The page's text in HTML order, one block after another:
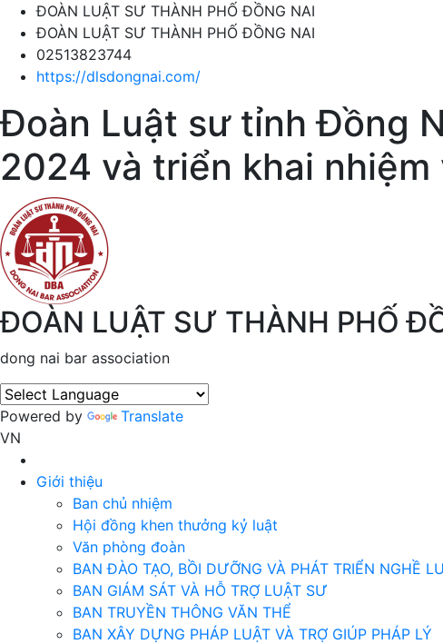
ĐOÀN LUẬT SƯ THÀNH PHỐ ĐỒNG NAI
ĐOÀN LUẬT SƯ THÀNH PHỐ ĐỒNG NAI
02513823744
https://dlsdongnai.com/
Đoàn Luật sư tỉnh Đồng
2024 và triển khai
ĐOÀN LUẬT SƯ THÀNH PHỐ
dong nai bar association
Powered by
Translate
VN
Giới thiệu
Ban chủ nhiệm
Hội đồng khen thưởng kỷ luật
Văn phòng đoàn
BAN ĐÀO TẠO, BỒI DƯỠNG VÀ PHÁT TRIỂN NGHỀ
BAN GIÁM SÁT VÀ HỖ TRỢ LUẬT SƯ
BAN TRUYỀN THÔNG VĂN THỂ
BAN XÂY DỰNG PHÁP LUẬT VÀ TRỢ GIÚP PHÁP LÝ